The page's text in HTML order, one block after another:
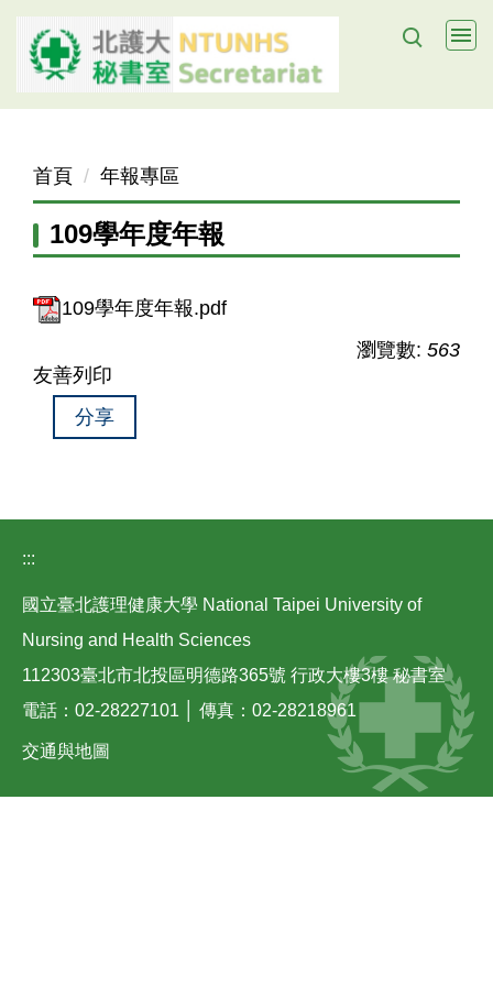
跳
到
要
首頁 年報專區
109學年度年報
109學年度年報.pdf
瀏覽數: 563
友善列印
分享
:::
國立臺北護理健康大學 National Taipei University of
Nursing and Health Sciences
112303臺北市北投區明德路365號 行政大樓3樓 秘書室
電話：02-28227101 │ 傳真：02-28218961
交通與地圖